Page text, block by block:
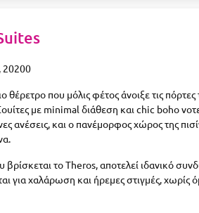
20200
θέρετρο που μόλις φέτος άνοιξε τις πόρτες
με minimal διάθεση και chic boho
ανέσεις, και ο πανέμορφος χώρος της
το Theros, αποτελεί ιδανικό
για χαλάρωση και ήρεμες στιγμές, χωρίς